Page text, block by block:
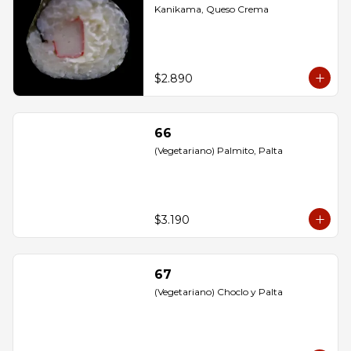
Kanikama, Queso Crema
$2.890
66
(Vegetariano) Palmito, Palta
$3.190
67
(Vegetariano) Choclo y Palta